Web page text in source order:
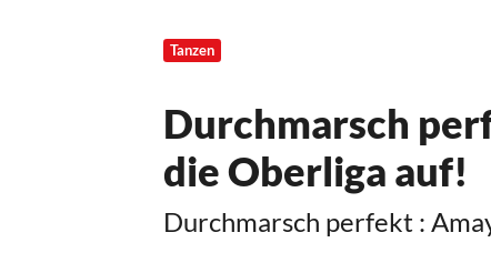
Tanzen
Durchmarsch
die Oberliga auf!
Durchmarsch perfekt :
Quicklinks
Unser Sportangebot
Sportsuche
Ausfälle und Vertretungen